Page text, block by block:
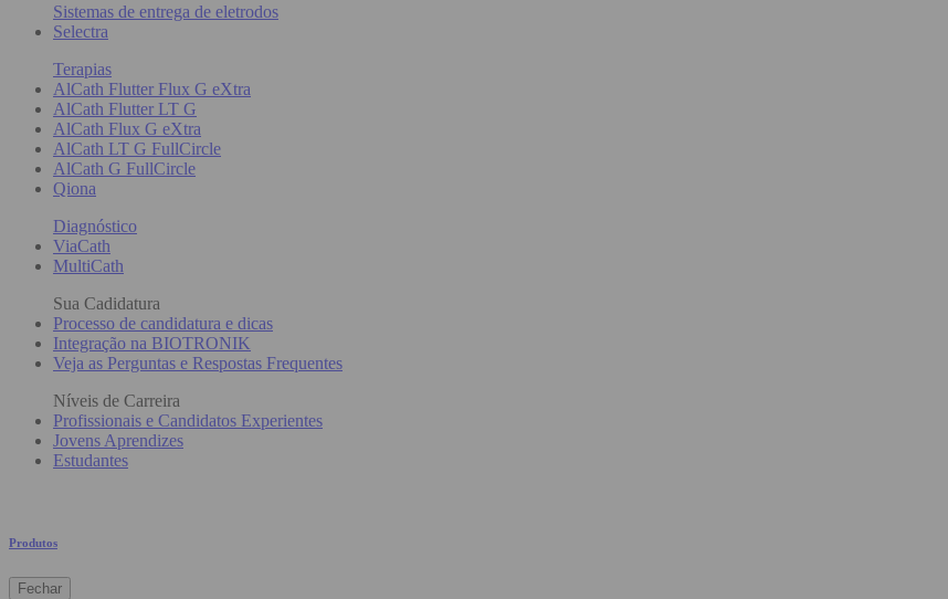
Sistemas de entrega de eletrodos
Selectra
Terapias
AlCath Flutter Flux G eXtra
AlCath Flutter LT G
AlCath Flux G eXtra
AlCath LT G FullCircle
AlCath G FullCircle
Qiona
Diagnóstico
ViaCath
MultiCath
Sua Cadidatura
Processo de candidatura e dicas
Integração na BIOTRONIK
Veja as Perguntas e Respostas Frequentes
Níveis de Carreira
Profissionais e Candidatos Experientes
Jovens Aprendizes
Estudantes
Produtos
Fechar